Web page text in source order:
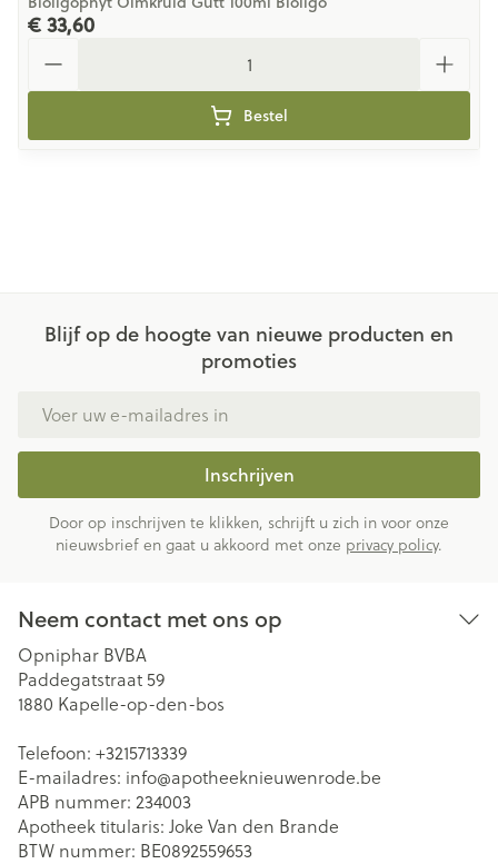
€ 33,60
Bestel
Blijf op de hoogte van nieuwe producten en
promoties
Inschrijven
Door op inschrijven te klikken, schrijft u zich in voor onze
nieuwsbrief en gaat u akkoord met onze privacy policy.
Neem contact met ons op
Opniphar BVBA
Paddegatstraat 59
1880 Kapelle-op-den-bos
Telefoon: +3215713339
E-mailadres: info@apotheeknieuwenrode.be
APB nummer: 234003
Apotheek titularis: Joke Van den Brande
BTW nummer: BE0892559653